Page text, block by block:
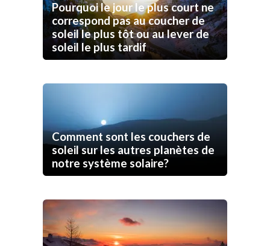
Pourquoi le jour le plus court ne
correspond pas au coucher de
soleil le plus tôt ou au lever de
soleil le plus tardif
Comment sont les couchers de
soleil sur les autres planètes de
notre système solaire?